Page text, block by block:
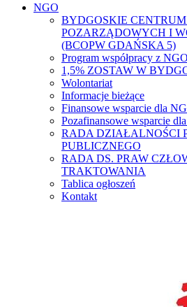
NGO
BYDGOSKIE
POZARZĄDOWYCH I
(BCOPW GDAŃSKA 5)
Program współpracy z
1,5% ZOSTAW W
Wolontariat
Informacje bieżące
Finansowe wsparcie dla
Pozafinansowe wsparcie
RADA DZIAŁALNOŚCI
PUBLICZNEGO
RADA DS. PRAW
TRAKTOWANIA
Tablica ogłoszeń
Kontakt